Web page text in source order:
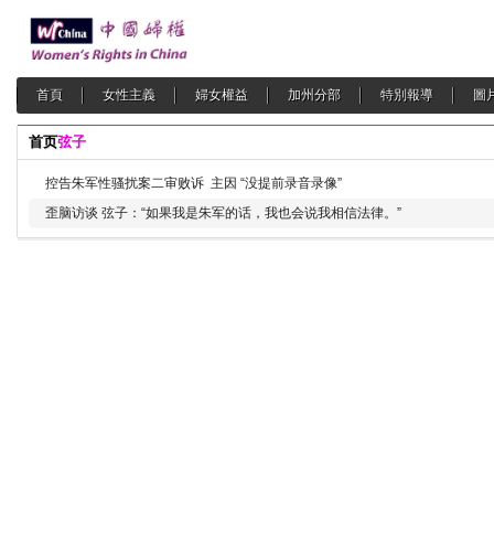
首頁 女性主義 婦女權益 加州分部 特別報導 圖
首页弦子
控告朱军性骚扰案二审败诉 主因 “没提前录音录像”
歪脑访谈 弦子：“如果我是朱军的话，我也会说我相信法律。”